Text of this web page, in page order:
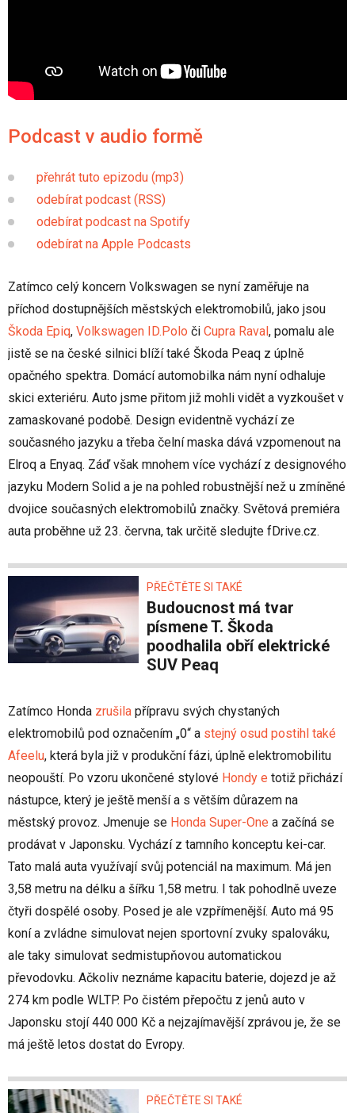
Podcast v audio formě
přehrát tuto epizodu (mp3)
odebírat podcast (RSS)
odebírat podcast na Spotify
odebírat na Apple Podcasts
Zatímco celý koncern Volkswagen se nyní zaměřuje na
příchod dostupnějších městských elektromobilů, jako jsou
Škoda Epiq, Volkswagen ID.Polo či Cupra Raval, pomalu ale
jistě se na české silnici blíží také Škoda Peaq z úplně
opačného spektra. Domácí automobilka nám nyní odhaluje
skici exteriéru. Auto jsme přitom již mohli vidět a vyzkoušet v
zamaskované podobě. Design evidentně vychází ze
současného jazyku a třeba čelní maska dává vzpomenout na
Elroq a Enyaq. Záď však mnohem více vychází z designového
jazyku Modern Solid a je na pohled robustnější než u zmíněné
dvojice současných elektromobilů značky. Světová premiéra
auta proběhne už 23. června, tak určitě sledujte fDrive.cz.
PŘEČTĚTE SI TAKÉ
Budoucnost má tvar
písmene T. Škoda
poodhalila obří elektrické
SUV Peaq
Zatímco Honda zrušila přípravu svých chystaných
elektromobilů pod označením „0“ a stejný osud postihl také
Afeelu, která byla již v produkční fázi, úplně elektromobilitu
neopouští. Po vzoru ukončené stylové Hondy e totiž přichází
nástupce, který je ještě menší a s větším důrazem na
městský provoz. Jmenuje se Honda Super-One a začíná se
prodávat v Japonsku. Vychází z tamního konceptu kei-car.
Tato malá auta využívají svůj potenciál na maximum. Má jen
3,58 metru na délku a šířku 1,58 metru. I tak pohodlně uveze
čtyři dospělé osoby. Posed je ale vzpřímenější. Auto má 95
koní a zvládne simulovat nejen sportovní zvuky spalováku,
ale taky simulovat sedmistupňovou automatickou
převodovku. Ačkoliv neznáme kapacitu baterie, dojezd je až
274 km podle WLTP. Po čistém přepočtu z jenů auto v
Japonsku stojí 440 000 Kč a nejzajímavější zprávou je, že se
má ještě letos dostat do Evropy.
PŘEČTĚTE SI TAKÉ